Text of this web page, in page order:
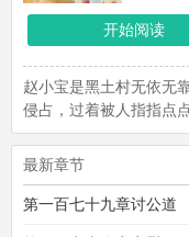
开始阅读
赵小宝是黑土村无依无
侵占，过着被人指指点
最新章节
第一百七十九章讨公道